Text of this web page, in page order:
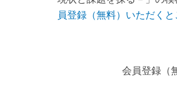
員登録（無料）いただくと
会員登録（